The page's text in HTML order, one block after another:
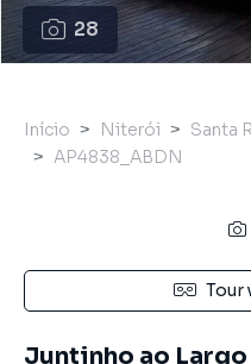
28
Início Niterói Santa
AP4838_ABDN
Tour
Juntinho ao